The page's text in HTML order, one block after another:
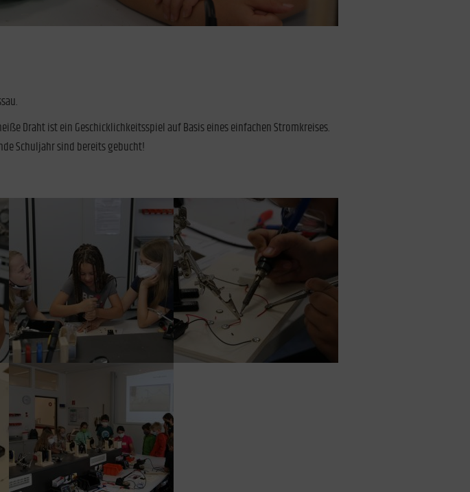
Draht ist ein Geschicklichkeitsspiel auf Basis eines einfachen Stromkreises.
Schuljahr sind bereits gebucht!